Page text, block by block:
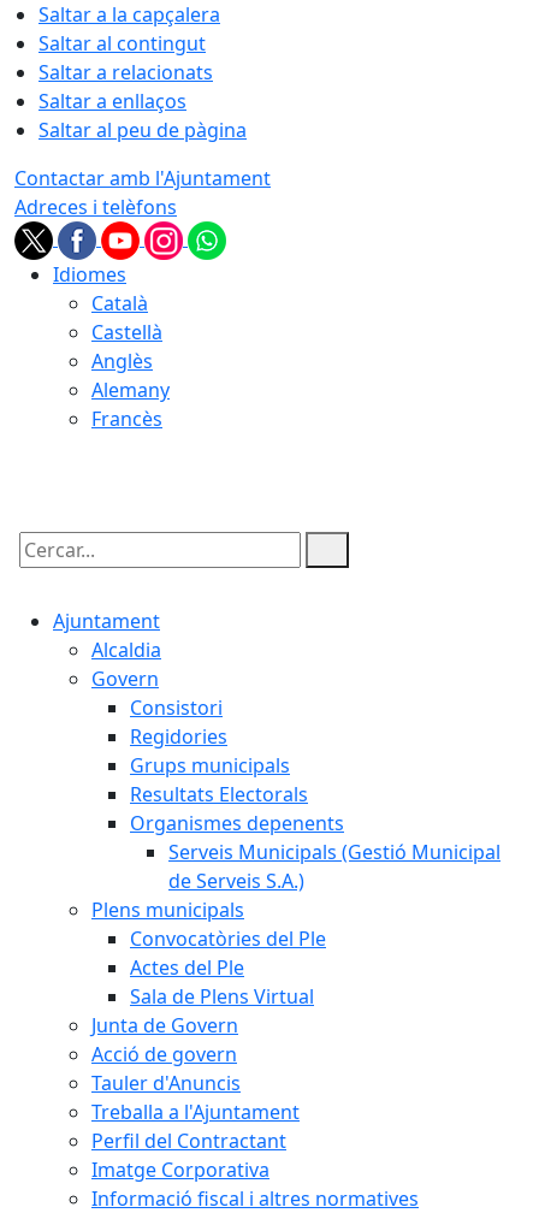
Saltar a la capçalera
Saltar al contingut
Saltar a relacionats
Saltar a enllaços
Saltar al peu de pàgina
Contactar amb l'Ajuntament
Adreces i telèfons
Idiomes
Català
Castellà
Anglès
Alemany
Francès
Cercar:
Ajuntament
Alcaldia
Govern
Consistori
Regidories
Grups municipals
Resultats Electorals
Organismes depenents
Serveis Municipals (Gestió Municipal
de Serveis S.A.)
Plens municipals
Convocatòries del Ple
Actes del Ple
Sala de Plens Virtual
Junta de Govern
Acció de govern
Tauler d'Anuncis
Treballa a l'Ajuntament
Perfil del Contractant
Imatge Corporativa
Informació fiscal i altres normatives